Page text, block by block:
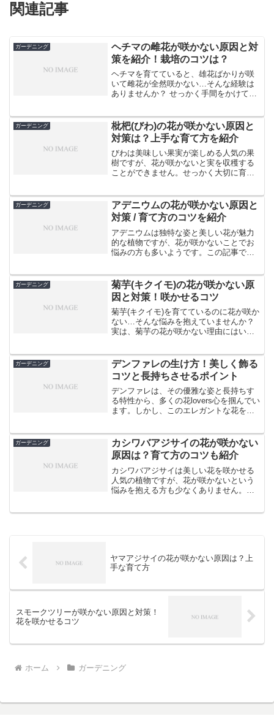
関連記事
ガーデニング
ヘチマの雌花が咲かない原因と対
策を紹介！栽培のコツは？
ヘチマを育てていると、雄花ばかりが咲
いて雌花が全然咲かない…そんな経験は
ありませんか？ せっかく手間をかけて育
の雌花が咲かない原因には様々なものが
あり、適切な対策を取る...
ガーデニング
枇杷(びわ)の花が咲かない原因と
対策は？上手な育て方を紹介
びわは美味しい果実が楽しめる人気の果
樹ですが、花が咲かないと実を収穫する
ことができません。せっかく大切に育て
原因と対策、そして確実に花を咲かせる
コツをご紹介します。びわ...
ガーデニング
アデニウムの花が咲かない原因と
対策 / 育て方のコツを紹介
アデニウムは独特な姿と美しい花が魅力
的な植物ですが、花が咲かないことでお
悩みの方も多いようです。この記事で
します。適切な環境と管理方法を知るこ
とで、あなたのアデニウムも...
ガーデニング
菊芋(キクイモ)の花が咲かない原
因と対策！咲かせるコツ
菊芋(キクイモ)を育てているのに花が咲か
ない…そんな悩みを抱えていませんか？
実は、菊芋の花が咲かない理由にはいく
を咲かせるコツをご紹介します。菊芋の
魅力を最大限に引き出...
ガーデニング
デンファレの生け方！美しく飾る
コツと長持ちさせるポイント
デンファレは、その優雅な姿と長持ちす
る特性から、多くの花lovers心を掴んでい
ます。しかし、このエレガントな花を最
ありません。本記事では、デンファレを
美しく飾るコツか...
ガーデニング
カシワバアジサイの花が咲かない
原因は？育て方のコツも紹介
カシワバアジサイは美しい花を咲かせる
人気の植物ですが、花が咲かないという
悩みを抱える方も少なくありません。せ
ヤマアジサイの花が咲かない原因は？上
手な育て方
スモークツリーが咲かない原因と対策！
花を咲かせるコツ
ホーム ガーデニング